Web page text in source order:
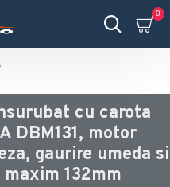
0
cu carota
DBM131, motor
gaurire umeda si
132mm